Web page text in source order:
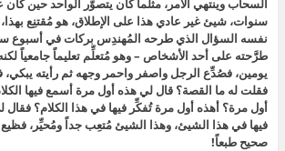
سنوات، شيئ غير عادي هذا على الإطلاق، هو مُقتنِع
نفسه السؤال الذي طرحه المُهندِس بركات في أسبوع
طرَّحته على أحد الأشخاص – وهو مُتعلِّم تعليماً جامعياً
يومين، فصُدِّع الرجل واصفر واحمر وجهه ثم رأيته يبكي،
فقلت له ما القصة؟ قال لي هذه أول مرة أسمع فيها
أول مرة؟ أهذه أول مرة تُفكِّر فيها في هذا الكلام؟ فقال
فيها في هذا الشيئ، وهذا الشيئ مُتعِب جداً ومُحيِّر،
صحيح طبعاً!